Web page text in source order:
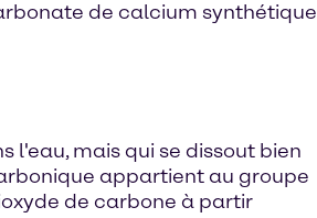
de calcium synthétique
mais qui se dissout bien
appartient au groupe
de carbone à partir